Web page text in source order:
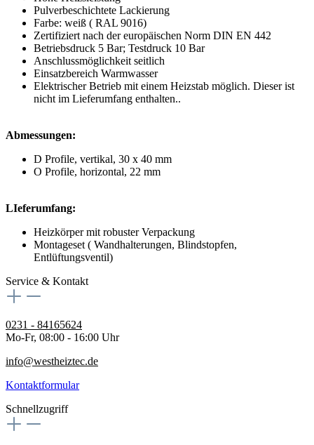
Pulverbeschichtete Lackierung
Farbe: weiß ( RAL 9016)
Zertifiziert nach der europäischen Norm DIN EN 442
Betriebsdruck 5 Bar; Testdruck 10 Bar
Anschlussmöglichkeit seitlich
Einsatzbereich Warmwasser
Elektrischer Betrieb mit einem Heizstab möglich. Dieser ist
nicht im Lieferumfang enthalten..
Abmessungen:
D Profile, vertikal, 30 x 40 mm
O Profile, horizontal, 22 mm
LIeferumfang:
Heizkörper mit robuster Verpackung
Montageset ( Wandhalterungen, Blindstopfen,
Entlüftungsventil)
Service & Kontakt
0231 - 84165624
Mo-Fr, 08:00 - 16:00 Uhr
info@westheiztec.de
Kontaktformular
Schnellzugriff